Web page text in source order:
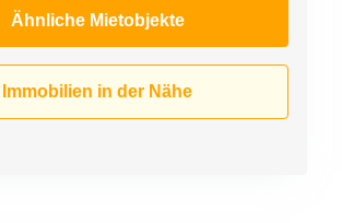
Ähnliche Mietobjekte
Immobilien in der Nähe